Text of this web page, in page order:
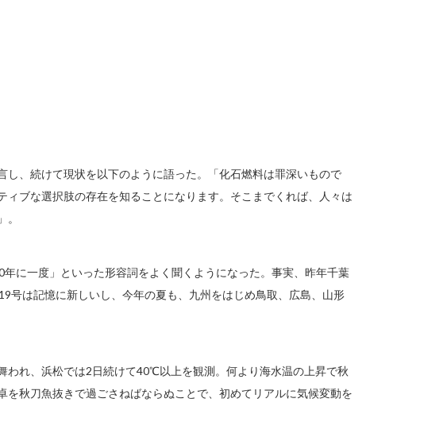
し、続けて現状を以下のように語った。「化石燃料は罪深いもので
ブな選択肢の存在を知ることになります。そこまでくれば、人々は
に一度」といった形容詞をよく聞くようになった。事実、昨年千葉
号は記憶に新しいし、今年の夏も、九州をはじめ鳥取、広島、山形
われ、浜松では2日続けて40℃以上を観測。何より海水温の上昇で秋
秋刀魚抜きで過ごさねばならぬことで、初めてリアルに気候変動を